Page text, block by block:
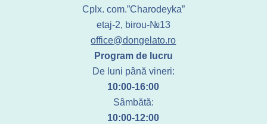
Cplx. com.”Charodeyka”
etaj-2, birou-№13
office@dongelato.ro
Program de lucru
De luni până vineri:
10:00-16:00
Sâmbătă:
10:00-12:00